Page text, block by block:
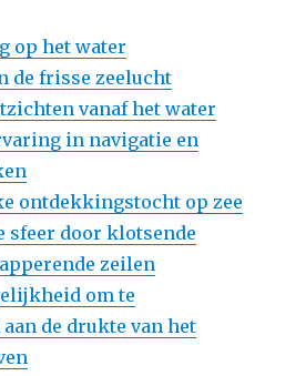
op het water
de frisse zeelucht
vanaf het water
in navigatie en
ontdekkingstocht op zee
sfeer door klotsende
zeilen
om te
de drukte van het